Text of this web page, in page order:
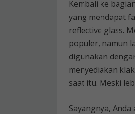
Kembali ke
yang mendapat
reflective glass.
populer, namun
digunakan
menyediakan
saat itu. Meski
Sayangnya,